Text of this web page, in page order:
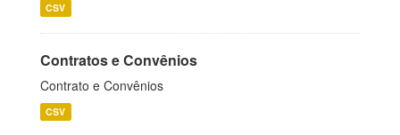
CSV
Contratos e Convênios
Contrato e Convênios
CSV